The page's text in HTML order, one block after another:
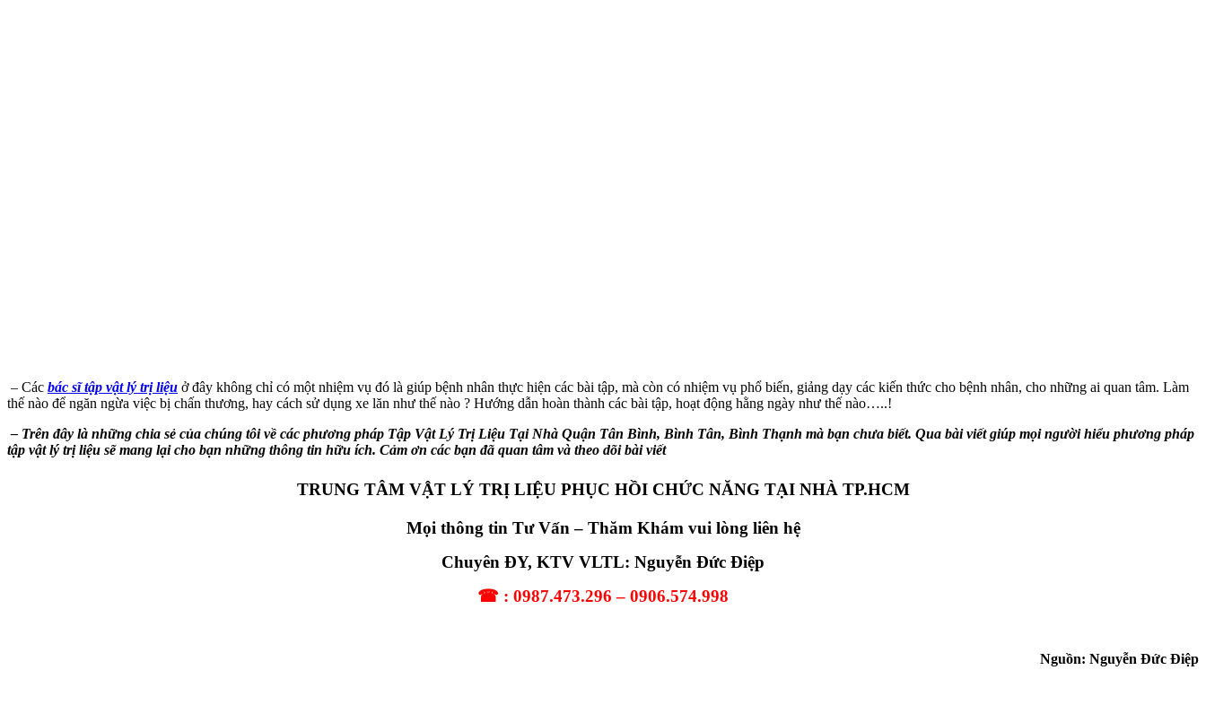
– Các bác sĩ tập vật lý trị liệu ở đây không chỉ có một nhiệm vụ đó là giúp bệnh nhân thực hiện các bài tập, mà còn có nhiệm vụ phổ biến, giảng dạy các kiến thức cho bệnh nhân, cho những ai quan tâm. Làm
thế nào để ngăn ngừa việc bị chấn thương, hay cách sử dụng xe lăn như thế nào ? Hướng dẫn hoàn thành các bài tập, hoạt động hằng ngày như thế nào…..!
– Trên đây là những chia sẻ của chúng tôi về các phương pháp Tập Vật Lý Trị Liệu Tại Nhà Quận Tân Bình, Bình Tân, Bình Thạnh mà bạn chưa biết. Qua bài viết giúp mọi người hiểu phương pháp
tập vật lý trị liệu sẽ mang lại cho bạn những thông tin hữu ích. Cảm ơn các bạn đã quan tâm và theo dõi bài viết
TRUNG TÂM VẬT LÝ TRỊ LIỆU PHỤC HỒI CHỨC NĂNG TẠI NHÀ TP.HCM
Mọi thông tin Tư Vấn – Thăm Khám vui lòng liên hệ
Chuyên ĐY, KTV VLTL: Nguyễn Đức Điệp
☎ : 0987.473.296 – 0906.574.998
Nguồn: Nguyễn Đức Điệp